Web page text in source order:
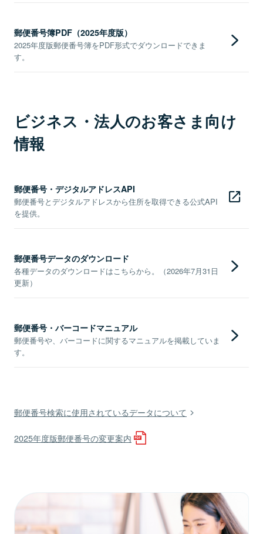
郵便番号簿PDF（2025年度版）
2025年度版郵便番号簿をPDF形式でダウンロードできま
す。
ビジネス・法人のお客さま向け
情報
郵便番号・デジタルアドレスAPI
郵便番号とデジタルアドレスから住所を取得できる公式API
を提供。
郵便番号データのダウンロード
各種データのダウンロードはこちらから。（2026年7月31日
更新）
郵便番号・バーコードマニュアル
郵便番号や、バーコードに関するマニュアルを掲載していま
す。
郵便番号検索に使用されているデータについて
2025年度版郵便番号の変更案内